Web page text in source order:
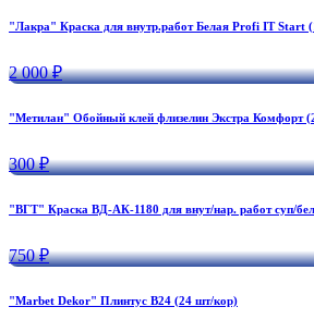
"Лакра" Краска для внутр.работ Белая Profi IT Start
2 000 ₽
"Метилан" Обойный клей флизелин Экстра Комфорт
300 ₽
"ВГТ" Краска ВД-АК-1180 для внут/нар. работ суп/
750 ₽
"Marbet Dekor" Плинтус B24 (24 шт/кор)